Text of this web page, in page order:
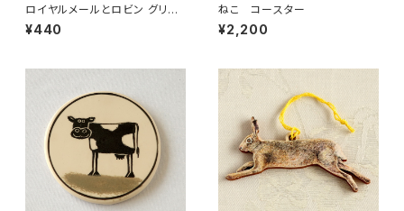
ロイヤルメールとロビン グリー
ティングカード (メール便可)
¥440
ねこ コースター
¥2,200